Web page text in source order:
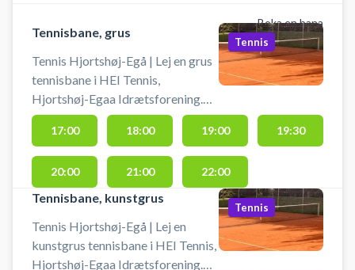
Boka en bana
Tennisbane, grus
Tennis Hjortshøj-Egå | Lej en grus
tennisbane i HEI Tennis,
Hjortshøj-Egaa Idrætsforening.
Book tennisbane og spil tennis i
Hjortshøj-Egå på en af grus
tennisbanerne.
Tennis
17:00 18:00 19:00 19:30
20:00 21:00 22:00
Tennisbane, kunstgrus
Tennis Hjortshøj-Egå | Lej en
kunstgrus tennisbane i HEI Tennis,
Hjortshøj-Egaa Idrætsforening.
Tennis